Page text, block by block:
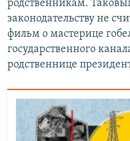
родственникам.
законодательству не
фильм о мастерице
государственного
родственнице